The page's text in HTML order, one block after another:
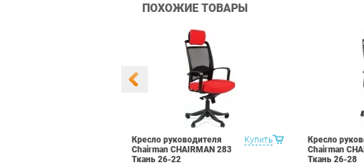
ПОХОЖИЕ ТОВАРЫ
Купить
Кресло руководителя
Chairman CHAIRMAN 283
Ткань 26-22
Кресло
Chairman
Ткань 26-28